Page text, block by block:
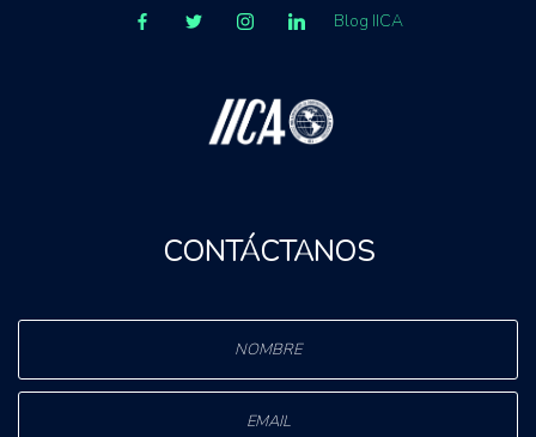
Blog IICA
CONTÁCTANOS